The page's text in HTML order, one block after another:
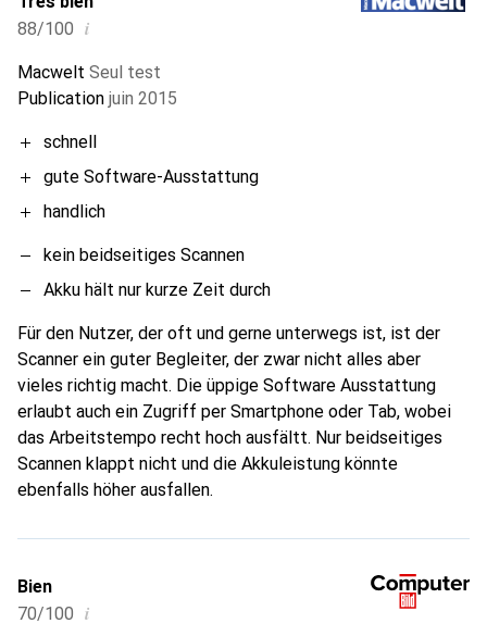
88/100 i
Macwelt Seul test
Publication juin 2015
schnell
gute Software-Ausstattung
handlich
kein beidseitiges Scannen
Akku hält nur kurze Zeit durch
Für den Nutzer, der oft und gerne unterwegs ist, ist der
Scanner ein guter Begleiter, der zwar nicht alles aber
vieles richtig macht. Die üppige Software Ausstattung
erlaubt auch ein Zugriff per Smartphone oder Tab, wobei
das Arbeitstempo recht hoch ausfältt. Nur beidseitiges
Scannen klappt nicht und die Akkuleistung könnte
ebenfalls höher ausfallen.
Bien
70/100 i